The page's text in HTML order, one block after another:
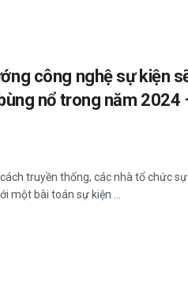
công nghệ sự kiện
nổ trong năm 2024
truyền thống, các nhà tổ chức sự
một bài toán sự kiện ...